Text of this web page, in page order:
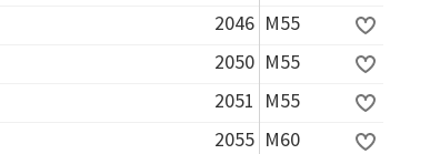
2046 M55
2050 M55
2051 M55
2055 M60